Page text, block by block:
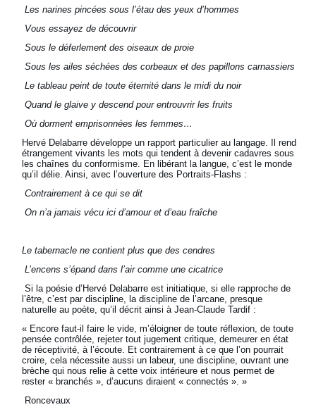
Les narines pincées sous l’étau des yeux d’hommes
Vous essayez de découvrir
Sous le déferlement des oiseaux de proie
Sous les ailes séchées des corbeaux et des papillons carnassiers
Le tableau peint de toute éternité dans le midi du noir
Quand le glaive y descend pour entrouvrir les fruits
Où dorment emprisonnées les femmes…
Hervé Delabarre développe un rapport particulier au langage. Il rend
étrangement vivants les mots qui tendent à devenir cadavres sous
les chaînes du conformisme. En libérant la langue, c’est le monde
qu’il délie. Ainsi, avec l’ouverture des Portraits-Flashs :
Contrairement à ce qui se dit
On n’a jamais vécu ici d’amour et d’eau fraîche
Le tabernacle ne contient plus que des cendres
L’encens s’épand dans l’air comme une cicatrice
Si la poésie d’Hervé Delabarre est initiatique, si elle rapproche de
l’être, c’est par discipline, la discipline de l’arcane, presque
naturelle au poète, qu’il décrit ainsi à Jean-Claude Tardif :
« Encore faut-il faire le vide, m’éloigner de toute réflexion, de toute
pensée contrôlée, rejeter tout jugement critique, demeurer en état
de réceptivité, à l’écoute. Et contrairement à ce que l’on pourrait
croire, cela nécessite aussi un labeur, une discipline, ouvrant une
brèche qui nous relie à cette voix intérieure et nous permet de
rester « branchés », d’aucuns diraient « connectés ». »
Roncevaux